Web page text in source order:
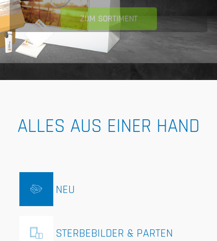
ZUM SORTIMENT
ALLES AUS EINER HAND
NEU
STERBEBILDER & PARTEN